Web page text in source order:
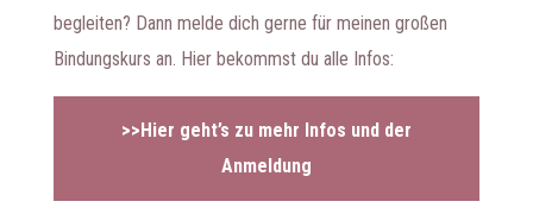
begleiten? Dann melde dich gerne für meinen großen
Bindungskurs an. Hier bekommst du alle Infos:
>>Hier geht’s zu mehr Infos und der
Anmeldung